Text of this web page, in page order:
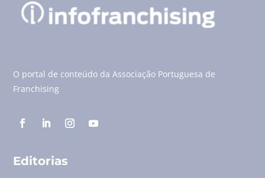
O portal de conteúdo da Associação Portuguesa de
Franchising
Editorias